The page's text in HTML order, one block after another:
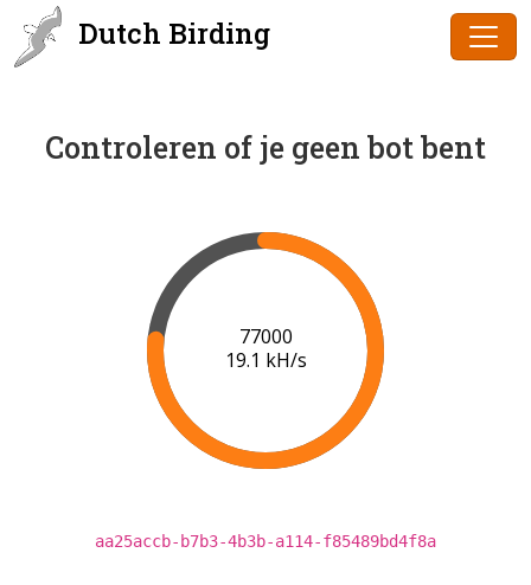
Dutch Birding
Controleren of je geen bot bent
78000
19.1 kH/s
aa25accb-b7b3-4b3b-a114-f85489bd4f8a